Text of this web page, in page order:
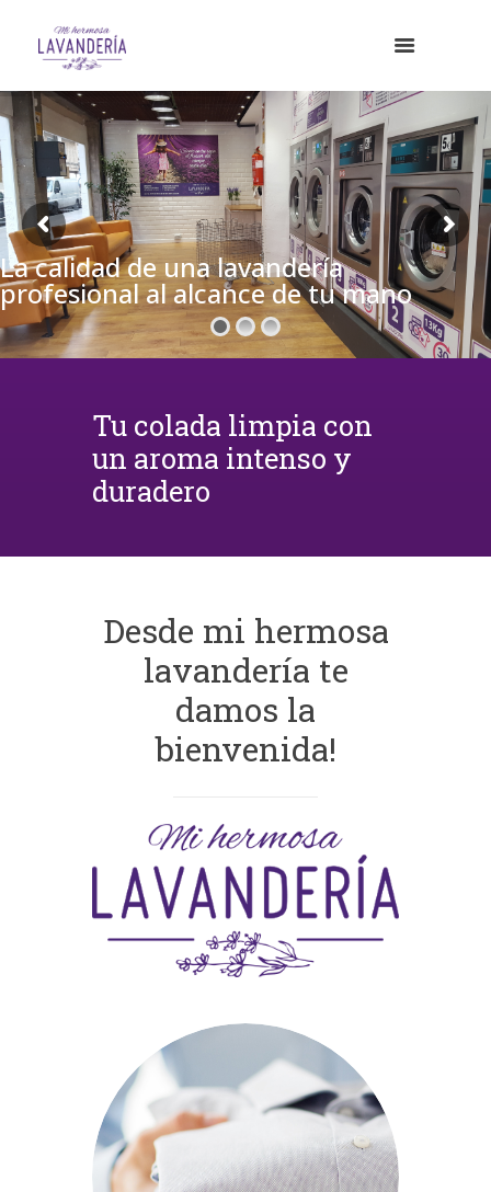
La calidad de una lavandería
profesional al alcance de tu mano
Tu colada limpia con
un aroma intenso y
duradero
Desde mi hermosa
lavandería te
damos la
bienvenida!